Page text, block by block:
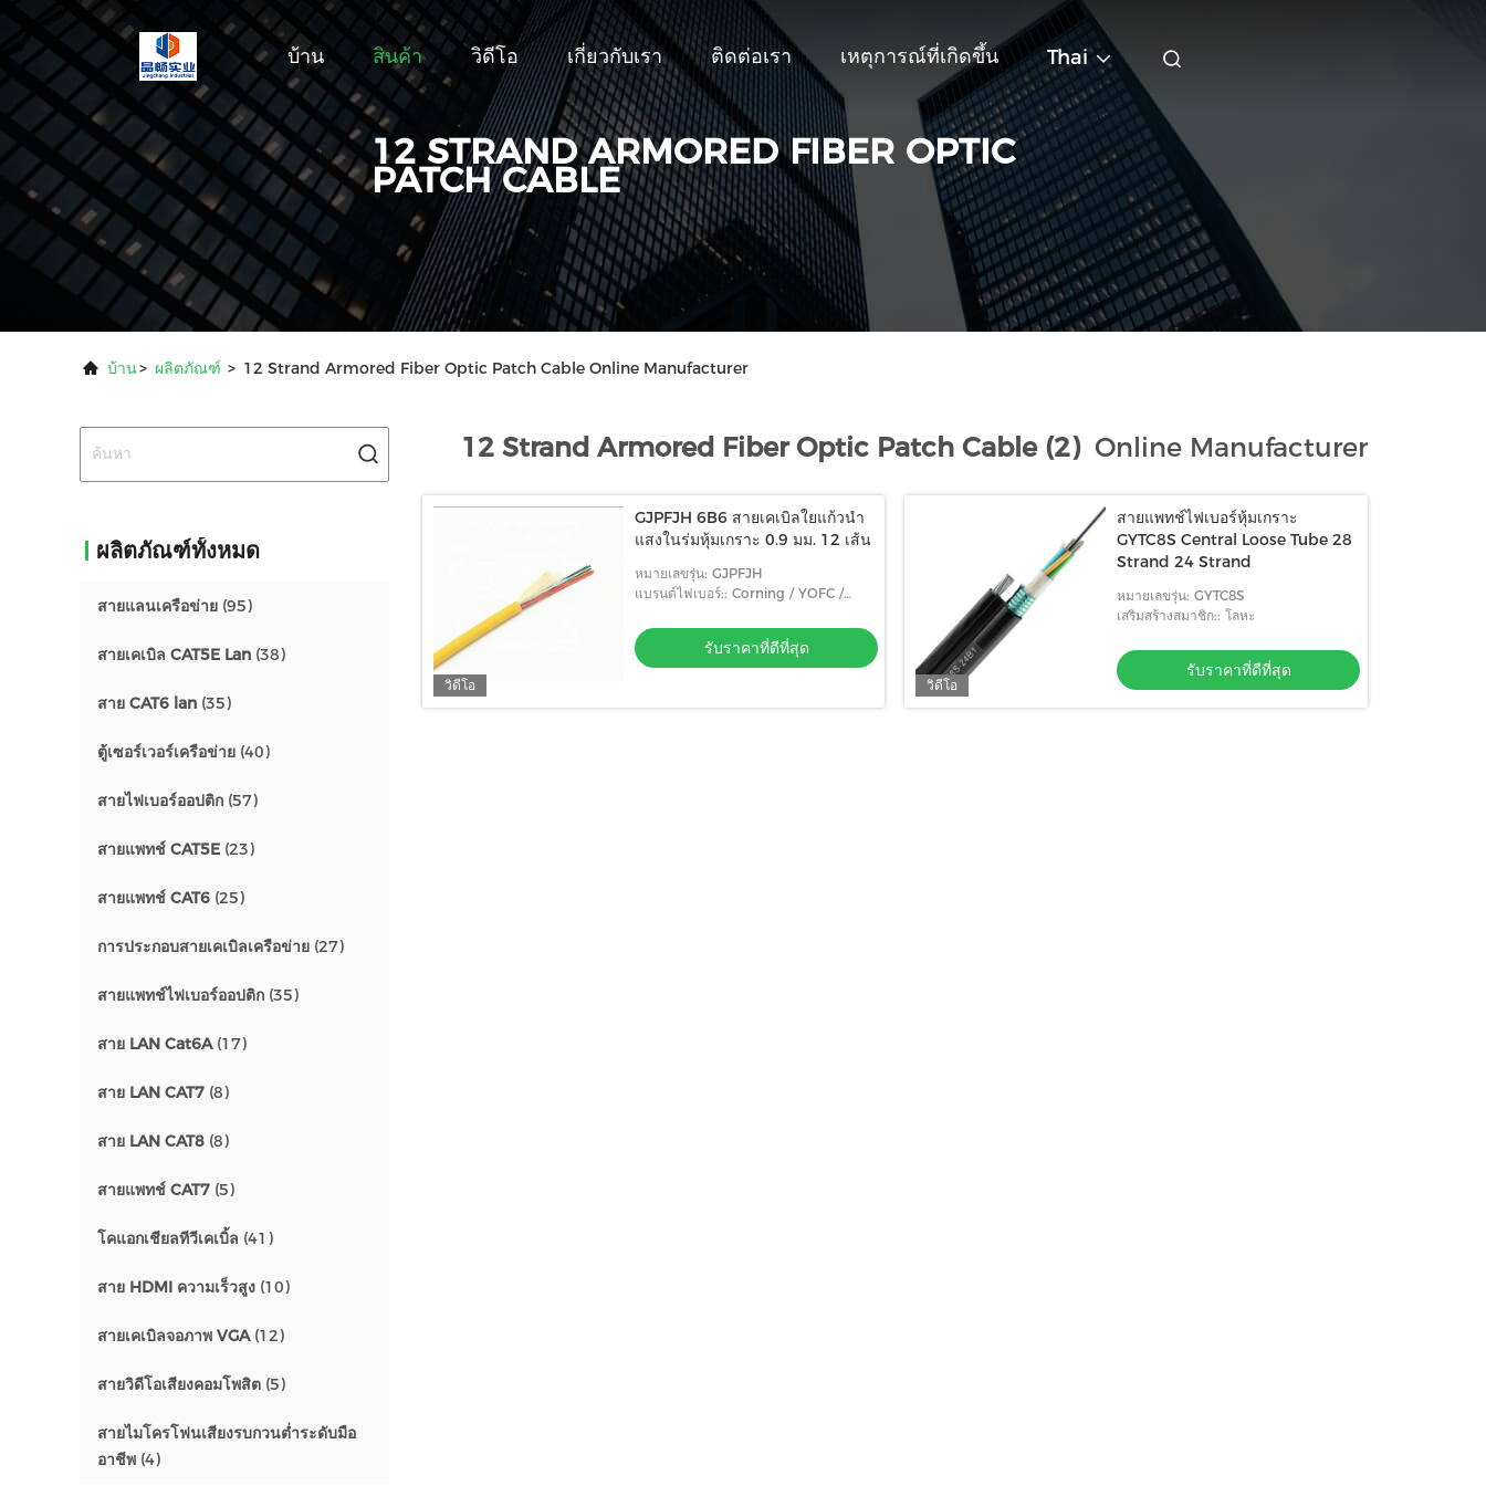
บ้าน สินค้า วิดีโอ เกี่ยวกับเรา ติดต่อเรา เหตุการณ์ที่เกิดขึ้น Thai
12 STRAND ARMORED FIBER OPTIC
PATCH CABLE
บ้าน> ผลิตภัณฑ์ > 12 Strand Armored Fiber Optic Patch Cable Online Manufacturer
ผลิตภัณฑ์ทั้งหมด
สายแลนเครือข่าย (95)
สายเคเบิล CAT5E Lan (38)
สาย CAT6 lan (35)
ตู้เซอร์เวอร์เครือข่าย (40)
สายไฟเบอร์ออปติก (57)
สายแพทช์ CAT5E (23)
สายแพทช์ CAT6 (25)
การประกอบสายเคเบิลเครือข่าย (27)
สายแพทช์ไฟเบอร์ออปติก (35)
สาย LAN Cat6A(17)
สาย LAN CAT7 (8)
สาย LAN CAT8 (8)
สายแพทช์ CAT7 (5)
โคแอกเชียลทีวีเคเบิ้ล (41)
สาย HDMI ความเร็วสูง (10)
สายเคเบิลจอภาพ VGA(12)
สายวิดีโอเสียงคอมโพสิต (5)
สายไมโครโฟนเสียงรบกวนต่ำระดับมือ
อาชีพ (4)
12 Strand Armored Fiber Optic Patch Cable (2) Online Manufacturer
วิดีโอ
GJPFJH 6B6 สายเคเบิลใยแก้วนำ
แสงในร่มหุ้มเกราะ 0.9 มม. 12 เส้น
หมายเลขรุ่น: GJPFJH
แบรนด์ไฟเบอร์:: Corning / YOFC /
รับราคาที่ดีที่สุด
วิดีโอ
สายแพทช์ไฟเบอร์หุ้มเกราะ
GYTC8S Central Loose Tube 28
Strand 24 Strand
หมายเลขรุ่น: GYTC8S
เสริมสร้างสมาชิก:: โลหะ
รับราคาที่ดีที่สุด